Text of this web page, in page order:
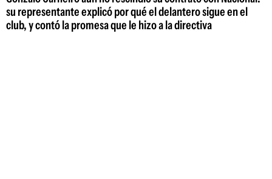
su representante explicó por qué el delantero sigue en el
club, y contó la promesa que le hizo a la directiva